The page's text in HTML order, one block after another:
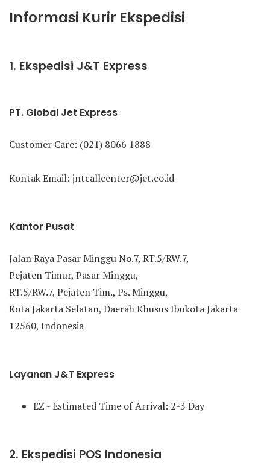
Informasi Kurir Ekspedisi
1. Ekspedisi J&T Express
PT. Global Jet Express
Customer Care: (021) 8066 1888
Kontak Email: jntcallcenter@jet.co.id
Kantor Pusat
Jalan Raya Pasar Minggu No.7, RT.5/RW.7,
Pejaten Timur, Pasar Minggu,
RT.5/RW.7, Pejaten Tim., Ps. Minggu,
Kota Jakarta Selatan, Daerah Khusus Ibukota Jakarta
12560, Indonesia
Layanan J&T Express
EZ - Estimated Time of Arrival: 2-3 Day
2. Ekspedisi POS Indonesia